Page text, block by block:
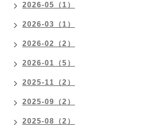
2026-05（1）
2026-03（1）
2026-02（2）
2026-01（5）
2025-11（2）
2025-09（2）
2025-08（2）